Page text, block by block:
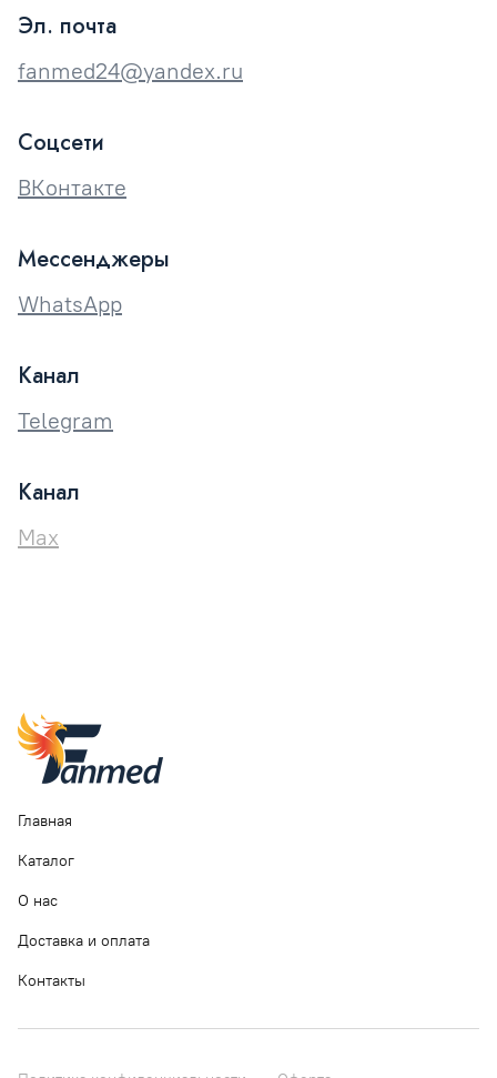
Эл. почта
fanmed24@yandex.ru
Соцсети
ВКонтакте
Мессенджеры
WhatsApp
Канал
Telegram
Канал
Max
Главная
Каталог
О нас
Доставка и оплата
Контакты